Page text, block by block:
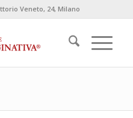
Veneto, 24, Milano